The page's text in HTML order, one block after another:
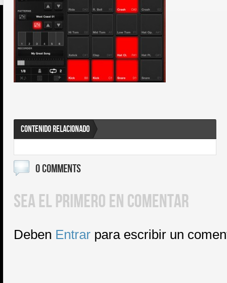
CONTENIDO RELACIONADO
0 COMMENTS
SEA EL PRIMERO EN COMENTAR
Deben Entrar para escribir un